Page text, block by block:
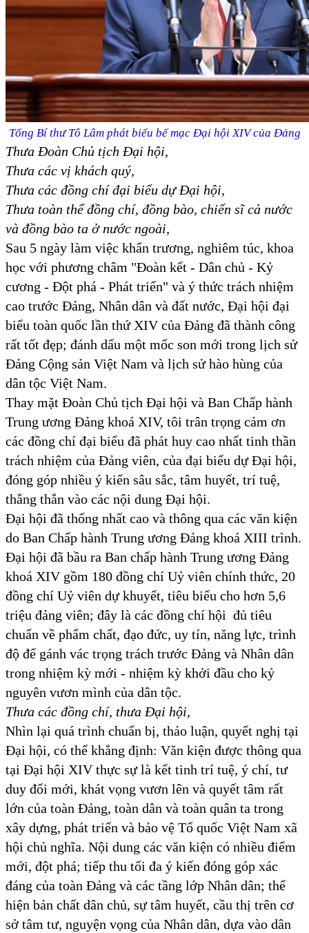
Tổng Bí thư Tô Lâm phát biểu bế mạc Đại hội XIV của Đảng
Thưa Đoàn Chủ tịch Đại hội,
Thưa các vị khách quý,
Thưa các đồng chí đại biểu dự Đại hội,
Thưa toàn thể đồng chí, đồng bào, chiến sĩ cả nước
và đồng bào ta ở nước ngoài,
Sau 5 ngày làm việc khẩn trương, nghiêm túc, khoa
học với phương châm "Đoàn kết - Dân chủ - Kỷ
cương - Đột phá - Phát triển" và ý thức trách nhiệm
cao trước Đảng, Nhân dân và đất nước, Đại hội đại
biểu toàn quốc lần thứ XIV của Đảng đã thành công
rất tốt đẹp; đánh dấu một mốc son mới trong lịch sử
Đảng Cộng sản Việt Nam và lịch sử hào hùng của
dân tộc Việt Nam.
Thay mặt Đoàn Chủ tịch Đại hội và Ban Chấp hành
Trung ương Đảng khoá XIV, tôi trân trọng cảm ơn
các đồng chí đại biểu đã phát huy cao nhất tinh thần
trách nhiệm của Đảng viên, của đại biểu dự Đại hội,
đóng góp nhiều ý kiến sâu sắc, tâm huyết, trí tuệ,
thẳng thắn vào các nội dung Đại hội.
Đại hội đã thống nhất cao và thông qua các văn kiện
do Ban Chấp hành Trung ương Đảng khoá XIII trình.
Đại hội đã bầu ra Ban chấp hành Trung ương Đảng
khoá XIV gồm 180 đồng chí Uỷ viên chính thức, 20
đồng chí Uỷ viên dự khuyết, tiêu biểu cho hơn 5,6
triệu đảng viên; đây là các đồng chí hội đủ tiêu
chuẩn về phẩm chất, đạo đức, uy tín, năng lực, trình
độ để gánh vác trọng trách trước Đảng và Nhân dân
trong nhiệm kỳ mới - nhiệm kỳ khởi đầu cho kỷ
nguyên vươn mình của dân tộc.
Thưa các đồng chí, thưa Đại hội,
Nhìn lại quá trình chuẩn bị, thảo luận, quyết nghị tại
Đại hội, có thể khẳng định: Văn kiện được thông qua
tại Đại hội XIV thực sự là kết tinh trí tuệ, ý chí, tư
duy đổi mới, khát vọng vươn lên và quyết tâm rất
lớn của toàn Đảng, toàn dân và toàn quân ta trong
xây dựng, phát triển và bảo vệ Tổ quốc Việt Nam xã
hội chủ nghĩa. Nội dung các văn kiện có nhiều điểm
mới, đột phá; tiếp thu tối đa ý kiến đóng góp xác
đáng của toàn Đảng và các tầng lớp Nhân dân; thể
hiện bản chất dân chủ, sự tâm huyết, cầu thị trên cơ
sở tâm tư, nguyện vọng của Nhân dân, dựa vào dân